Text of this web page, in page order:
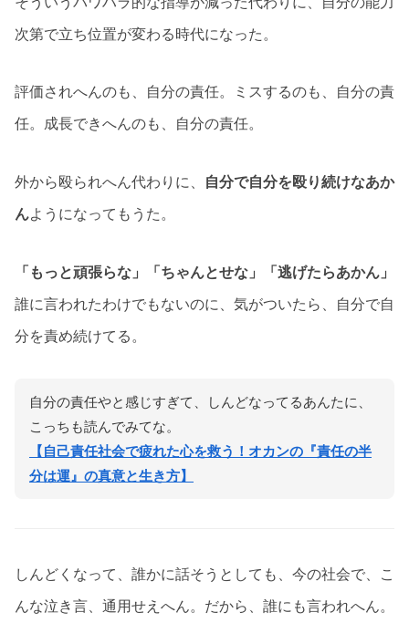
次第で立ち位置が変わる時代になった。
評価されへんのも、自分の責任。ミスするのも、自分の責
任。成長できへんのも、自分の責任。
外から殴られへん代わりに、 自分で自分を殴り続けなあか
んようになってもうた。
「もっと頑張らな」「ちゃんとせな」「逃げたらあかん」
誰に言われたわけでもないのに、気がついたら、自分で自
分を責め続けてる。
自分の責任やと感じすぎて、しんどなってるあんたに、
こっちも読んでみてな。
【自己責任社会で疲れた心を救う！オカンの『責任の半
分は運』の真意と生き方】
しんどくなって、誰かに話そうとしても、今の社会で、こ
んな泣き言、通用せえへん。だから、誰にも言われへん。